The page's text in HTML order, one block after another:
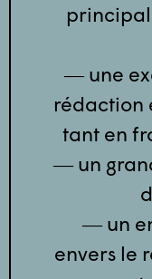
― une
rédaction
tant en
― un
― un
envers le